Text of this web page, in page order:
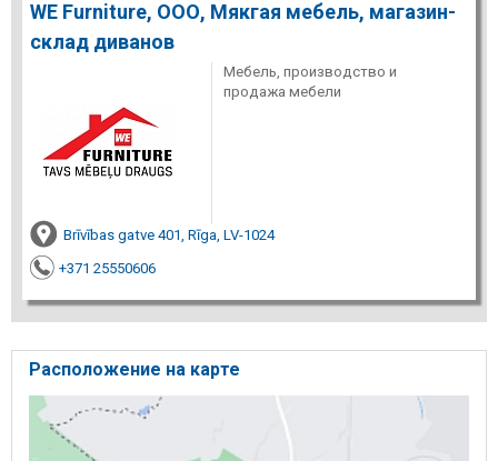
WE Furniture, ООО, Мякгая мебель, магазин-
склад диванов
Мебель, производство и
продажа мебели
Brīvības gatve 401, Rīga, LV-1024
+371 25550606
Расположение на карте